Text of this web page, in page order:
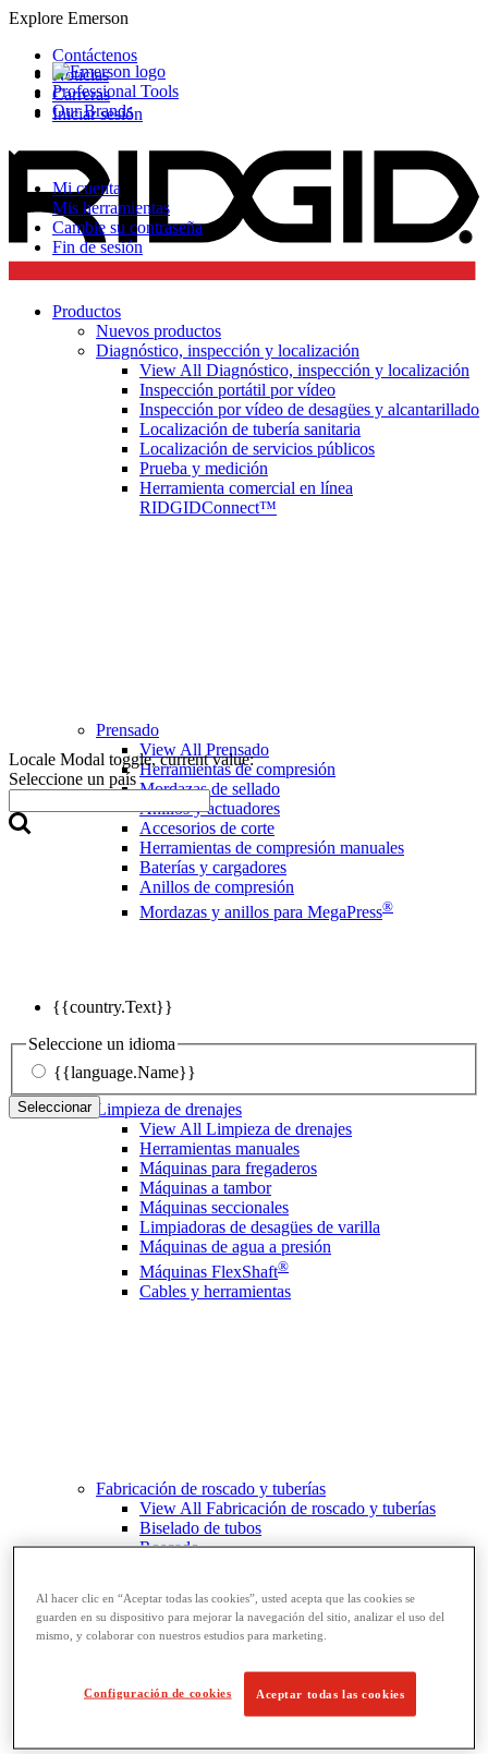
Explore Emerson
Professional Tools
Our Brands
Contáctenos
Noticias
Carreras
Iniciar sesión
Mi cuenta
Mis herramientas
Cambie su contraseña
Fin de sesión
Locale Modal toggle, current value:
Seleccione un país
{{country.Text}}
Seleccione un idioma
{{language.Name}}
Seleccionar
Productos
Nuevos productos
Diagnóstico, inspección y localización
View All Diagnóstico, inspección y localización
Inspección portátil por vídeo
Inspección por vídeo de desagües y alcantarillado
Localización de tubería sanitaria
Localización de servicios públicos
Prueba y medición
Herramienta comercial en línea
RIDGIDConnect™
Prensado
View All Prensado
Herramientas de compresión
Mordazas de sellado
Anillos y actuadores
Accesorios de corte
Herramientas de compresión manuales
Baterías y cargadores
Anillos de compresión
Mordazas y anillos para MegaPress®
Limpieza de drenajes
View All Limpieza de drenajes
Herramientas manuales
Máquinas para fregaderos
Máquinas a tambor
Máquinas seccionales
Limpiadoras de desagües de varilla
Máquinas de agua a presión
Máquinas FlexShaft®
Cables y herramientas
Fabricación de roscado y tuberías
View All Fabricación de roscado y tuberías
Biselado de tubos
Roscado
Prensas y soportes de tornillo para tubos
Corte y fabricación de tubos
Al hacer clic en “Aceptar todas las cookies”, usted acepta que las cookies se
guarden en su dispositivo para mejorar la navegación del sitio, analizar el uso del
mismo, y colaborar con nuestros estudios para marketing.
Configuración de cookies Aceptar todas las cookies